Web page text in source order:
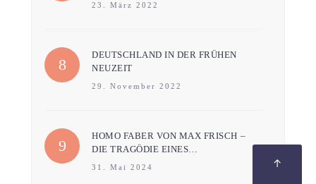
23. März 2022
DEUTSCHLAND IN DER FRÜHEN
NEUZEIT
29. November 2022
HOMO FABER VON MAX FRISCH –
DIE TRAGÖDIE EINES…
31. Mai 2024 ↑